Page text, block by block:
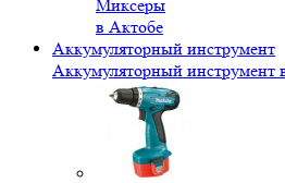
Миксеры
в Актобе
Аккумуляторный инструмент
Аккумуляторный инструмент